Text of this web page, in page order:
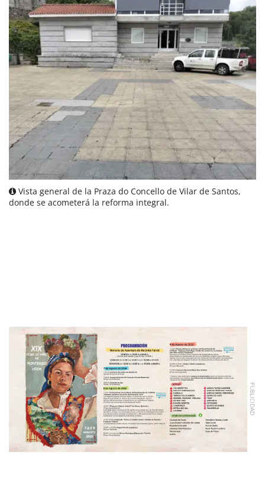
Vista general de la Praza do Concello de Vilar de Santos,
donde se acometerá la reforma integral.